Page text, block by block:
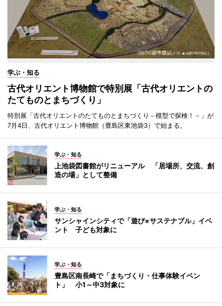
学ぶ・知る
古代オリエント博物館で特別展「古代オリエントの
たてものとまちづくり」
特別展「古代オリエントのたてものとまちづくり－模型で探検！－」が
7月4日、古代オリエント博物館（豊島区東池袋3）で始まる。
学ぶ・知る
上池袋図書館がリニューアル 「居場所、交流、創
造の場」として整備
学ぶ・知る
サンシャインシティで「遊び×サステナブル」イベ
ント 子ども対象に
学ぶ・知る
豊島区南長崎で「まちづくり・仕事体験イベン
ト」 小1～中3対象に